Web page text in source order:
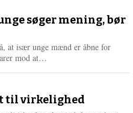
e
søger mening, bør
at især unge mænd er åbne for
mod at…
e
til virkelighed